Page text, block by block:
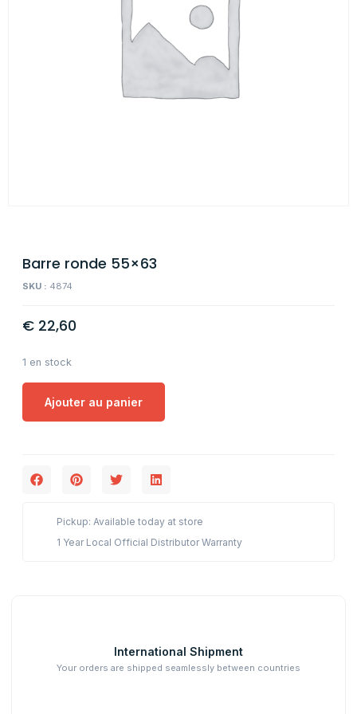
Barre ronde 55×63
SKU : 4874
€ 22,60
1 en stock
Ajouter au panier
Pickup: Available today at store
1 Year Local Official Distributor Warranty
International Shipment
Your orders are shipped seamlessly between countries